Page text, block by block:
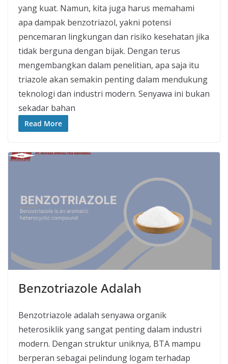
yang kuat. Namun, kita juga harus memahami
apa dampak benzotriazol, yakni potensi
pencemaran lingkungan dan risiko kesehatan jika
tidak berguna dengan bijak. Dengan terus
mengembangkan dalam penelitian, apa saja itu
triazole akan semakin penting dalam mendukung
teknologi dan industri modern. Senyawa ini bukan
sekadar bahan
Read More
Benzotriazole Adalah
Benzotriazole adalah senyawa organik
heterosiklik yang sangat penting dalam industri
modern. Dengan struktur uniknya, BTA mampu
berperan sebagai pelindung logam terhadap